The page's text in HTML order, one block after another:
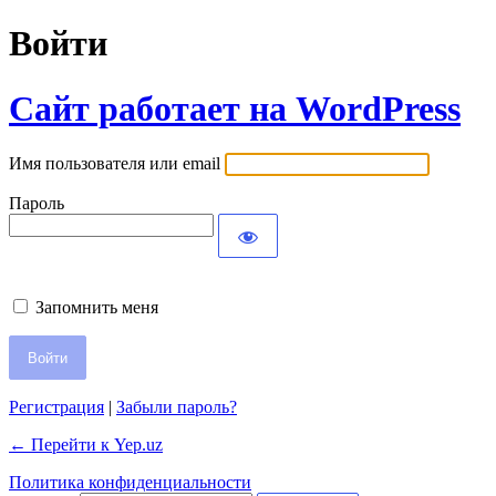
Войти
Сайт работает на WordPress
Имя пользователя или email
Пароль
Запомнить меня
Регистрация | Забыли пароль?
← Перейти к Yep.uz
Политика конфиденциальности